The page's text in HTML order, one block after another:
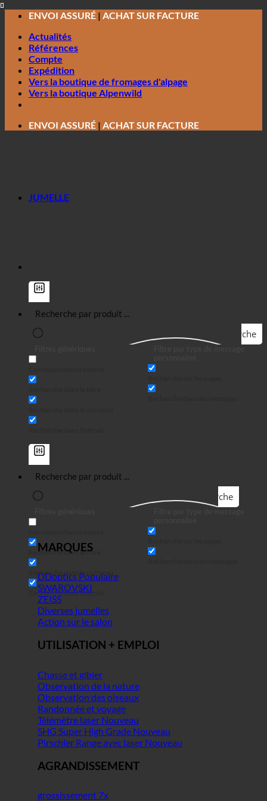
Passer
contenu
ENVOI ASSURÉ | ACHAT SUR FACTURE
Actualités
Références
Compte
Expédition
Vers la boutique de fromages d'alpage
Vers la boutique Alpenwild
ENVOI ASSURÉ | ACHAT SUR FACTURE
Recherche
Recherche
Recherche dans le titre
Recherche dans le contenu
Recherche dans l'extrait
JUMELLE
MARQUES
DDoptics
SWAROVSKI
ZEISS
Diverses jumelles
Action sur le salon
UTILISATION + EMPLOI
Chasse et gibier
Observation de la nature
Observation des oiseaux
Randonnée et voyage
Télémètre laser
SHG Super High Grade
Pirschler Range avec laser
AGRANDISSEMENT
grossissement 7x